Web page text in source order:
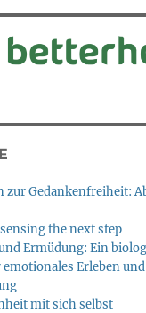
zur Gedankenfreiheit:
the next step
Ermüdung: Ein
Erleben und
mit sich selbst